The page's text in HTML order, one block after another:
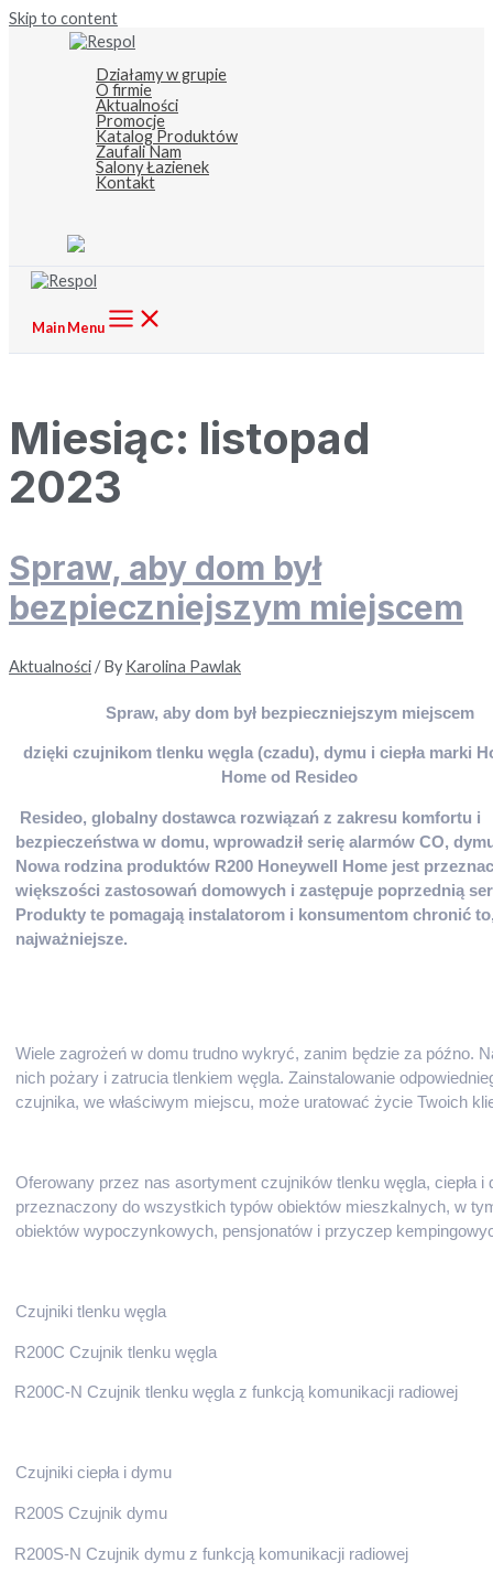
Skip to content
Działamy w grupie
O firmie
Aktualności
Promocje
Katalog Produktów
Zaufali Nam
Salony Łazienek
Kontakt
Main Menu
Miesiąc: listopad
2023
Spraw, aby dom był
bezpieczniejszym miejscem
Aktualności/ ByKarolina Pawlak
Spraw, aby dom był bezpieczniejszym miejscem
dzięki czujnikom tlenku węgla (czadu), dymu i ciepła marki
Home od Resideo
Resideo, globalny dostawca rozwiązań z zakresu komfortu i
bezpieczeństwa w domu, wprowadził serię alarmów CO,
Nowa rodzina produktów R200 Honeywell Home jest
większości zastosowań domowych i zastępuje poprzednią
Produkty te pomagają instalatorom i konsumentom chronić
najważniejsze.
Wiele zagrożeń w domu trudno wykryć, zanim będzie za późno.
nich pożary i zatrucia tlenkiem węgla. Zainstalowanie
czujnika, we właściwym miejscu, może uratować życie Twoich
Oferowany przez nas asortyment czujników tlenku węgla, ciepła i
przeznaczony do wszystkich typów obiektów mieszkalnych, w
obiektów wypoczynkowych, pensjonatów i przyczep
Czujniki tlenku węgla
R200C Czujnik tlenku węgla
R200C-N Czujnik tlenku węgla z funkcją komunikacji radiowej
Czujniki ciepła i dymu
R200S Czujnik dymu
R200S-N Czujnik dymu z funkcją komunikacji radiowej